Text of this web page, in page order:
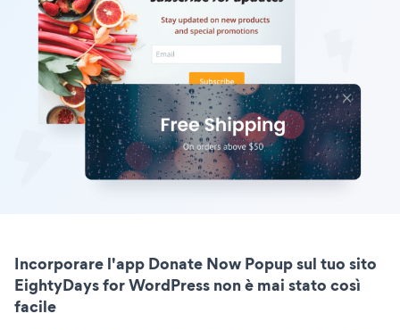
Incorporare l'app Donate Now Popup sul tuo sito
EightyDays for WordPress non è mai stato così
facile